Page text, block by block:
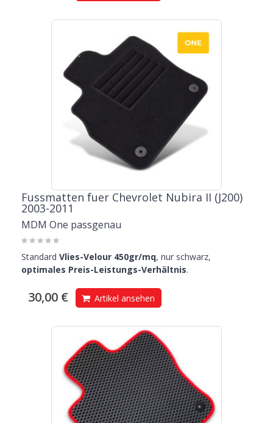
Fussmatten fuer Chevrolet Nubira II (J200)
2003-2011
MDM One passgenau
Standard Vlies-Velour 450gr/mq, nur schwarz,
optimales Preis-Leistungs-Verhältnis.
30,00 € Artikel ansehen